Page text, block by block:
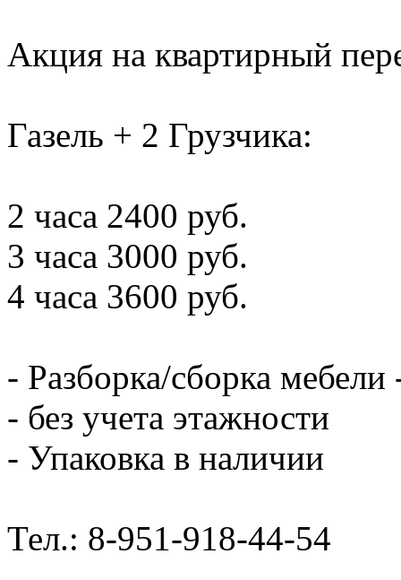
Акция на квартирный
Газель + 2 Грузчика:
2 часа 2400 руб.
3 часа 3000 руб.
4 часа 3600 руб.
- Разборка/сборка мебели
- без учета этажности
- Упаковка в наличии
Тел.: 8-951-918-44-54